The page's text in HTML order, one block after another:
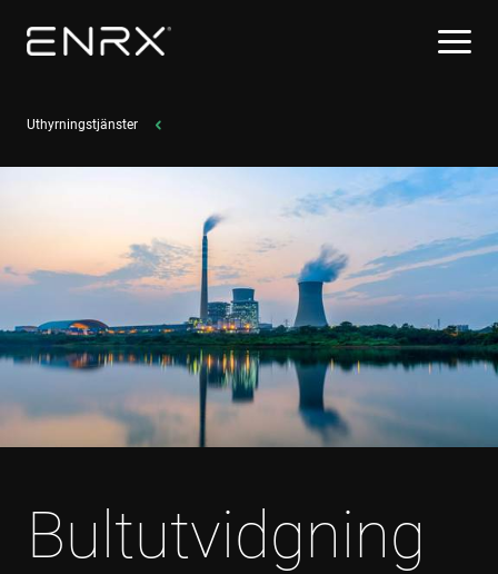
Uthyrningstjänster
Bultutvidgning